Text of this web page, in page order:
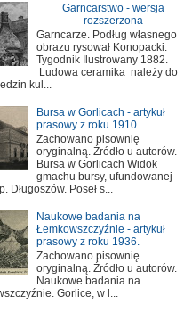
Garncarstwo - wersja
rozszerzona
Garncarze. Podług własnego
obrazu rysował Konopacki.
Tygodnik Ilustrowany 1882.
Ludowa ceramika należy do
kul...
Bursa w Gorlicach - artykuł
prasowy z roku 1910.
Zachowano pisownię
oryginalną. Źródło u autorów.
Bursa w Gorlicach Widok
gmachu bursy, ufundowanej
Długoszów. Poseł s...
Naukowe badania na
Łemkowszczyźnie - artykuł
prasowy z roku 1936.
Zachowano pisownię
oryginalną. Źródło u autorów.
Naukowe badania na
Gorlice, w l...